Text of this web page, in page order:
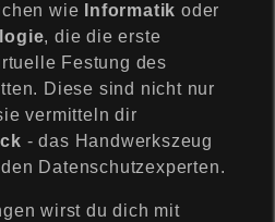
wie
Informatik oder
, die die erste
Festung des
Diese sind nicht nur
vermitteln dir
- das Handwerkszeug
Datenschutzexperten.
wirst du dich mit